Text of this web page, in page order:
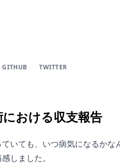
GITHUB TWITTER
おける収支報告
いても、いつ病気になるか
しました。